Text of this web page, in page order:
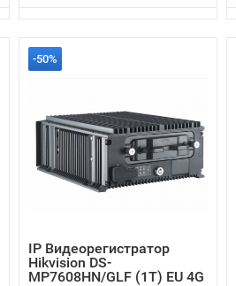
-50%
IP Видеорегистратор
Hikvision DS-
MP7608HN/GLF (1T) EU 4G